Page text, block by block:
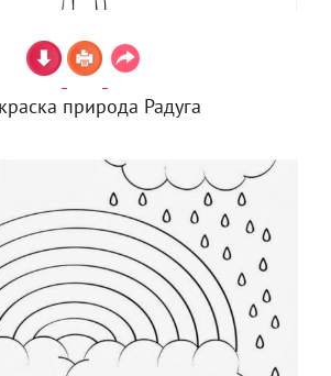
природа Радуга